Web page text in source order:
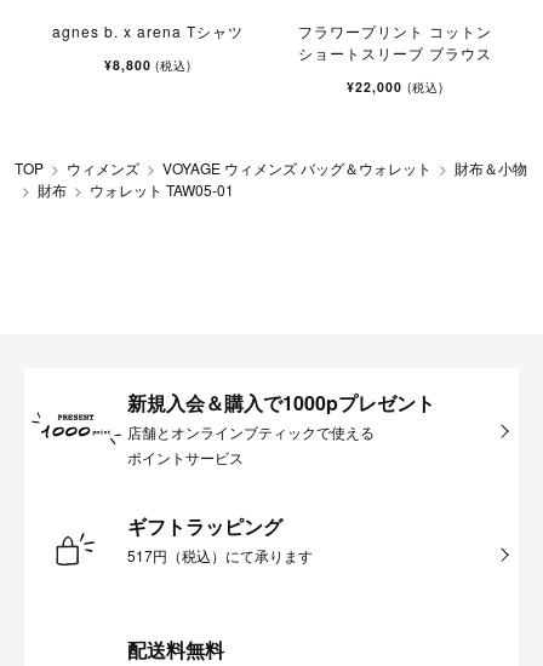
agnes b. x arena Tシャツ
¥8,800(税込)
フラワープリント コットン
ショートスリーブ ブラウス
¥22,000 (税込)
TOP ウィメンズ VOYAGE ウィメンズ バッグ＆ウォレット
財布＆小物
財布
ウォレット TAW05-01
新規入会＆購入で1000pプレゼント
店舗とオンラインブティックで使える
ポイントサービス
ギフトラッピング
517円（税込）にて承ります
配送料無料